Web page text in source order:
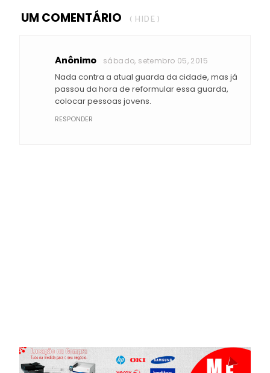
UM COMENTÁRIO ( HIDE )
Anônimo sábado, setembro 05, 2015
Nada contra a atual guarda da cidade, mas já
passou da hora de reformular essa guarda,
colocar pessoas jovens.
RESPONDER